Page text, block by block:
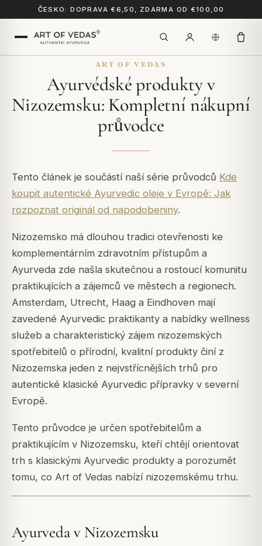
ČESKO: DOPRAVA €6,50, ZDARMA OD €100,00
ART OF VEDAS
Ayurvédské produkty v
Nizozemsku: Kompletní nákupní
průvodce
Tento článek je součástí naší série průvodců Kde
koupit autentické Ayurvedic oleje v Evropě: Jak
rozpoznat originál od napodobeniny.
Nizozemsko má dlouhou tradici otevřenosti ke
komplementárním zdravotním přístupům a
Ayurveda zde našla skutečnou a rostoucí komunitu
praktikujících a zájemců ve městech a regionech.
Amsterdam, Utrecht, Haag a Eindhoven mají
zavedené Ayurvedic praktikanty a nabídky wellness
služeb a charakteristický zájem nizozemských
spotřebitelů o přírodní, kvalitní produkty činí z
Nizozemska jeden z nejvstřícnějších trhů pro
autentické klasické Ayurvedic přípravky v severní
Evropě.
Tento průvodce je určen spotřebitelům a
praktikujícím v Nizozemsku, kteří chtějí orientovat
trh s klasickými Ayurvedic produkty a porozumět
tomu, co Art of Vedas nabízí nizozemskému trhu.
Ayurveda v Nizozemsku